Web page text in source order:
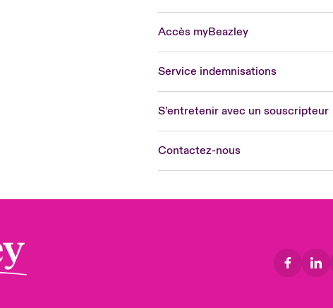
Accès myBeazley
Service indemnisations
S’entretenir avec un souscripteur
Contactez-nous